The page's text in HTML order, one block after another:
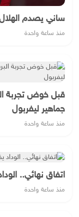
ساني يصدم
منذ ساعة واحدة
قبل خوض تجربة
جماهير ليفربول
منذ ساعة واحدة
اتفاق نهائي..
منذ ساعة واحدة